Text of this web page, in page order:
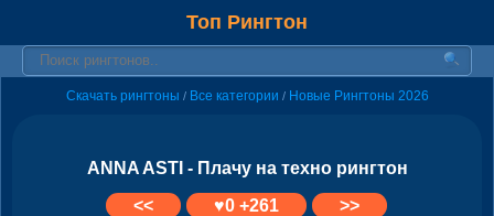
Топ Рингтон
Скачать рингтоны / Все категории / Новые Рингтоны 2026
ANNA ASTI - Плачу на техно рингтон
<<
♥0+261 >>